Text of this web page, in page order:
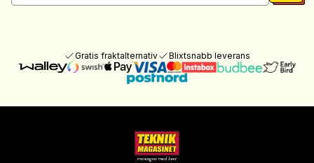
Gratis fraktalternativ Blixtsnabb leverans